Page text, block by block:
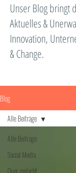
Unser Blog bringt
Aktuelles &
Innovation,
& Change.
Blog
Alle Beiträge
Social Media
Quer gedacht
Alle Beiträge